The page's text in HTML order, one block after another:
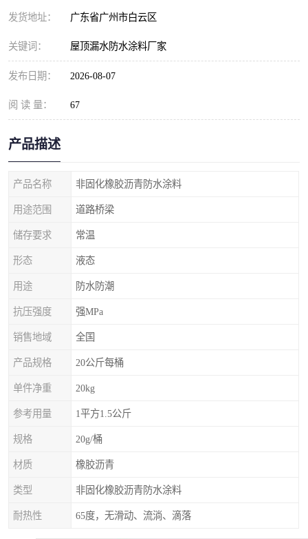
发货地址： 广东省广州市白云区
关键词： 屋顶漏水防水涂料厂家
发布日期： 2026-08-07
阅 读 量： 67
产品描述
产品名称 非固化橡胶沥青防水涂料
用途范围 道路桥梁
储存要求 常温
形态 液态
用途 防水防潮
抗压强度 强MPa
销售地域 全国
产品规格 20公斤每桶
单件净重 20kg
参考用量 1平方1.5公斤
规格 20g/桶
材质 橡胶沥青
类型 非固化橡胶沥青防水涂料
耐热性 65度，无滑动、流淌、滴落